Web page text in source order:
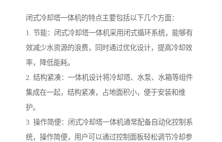
闭式冷却塔一体机的特点主要包括以下几个方面：
1. 节能：闭式冷却塔一体机采用闭式循环系统，能够有
效减少水资源的浪费，同时通过优化设计，提高冷却效
率，降低能耗。
2. 结构紧凑：一体机设计将冷却塔、水泵、水箱等组件
集成在一起，结构紧凑，占地面积小，便于安装和维
护。
3. 操作简便：闭式冷却塔一体机通常配备自动化控制系
统，操作简便，用户可以通过控制面板轻松调节冷却参